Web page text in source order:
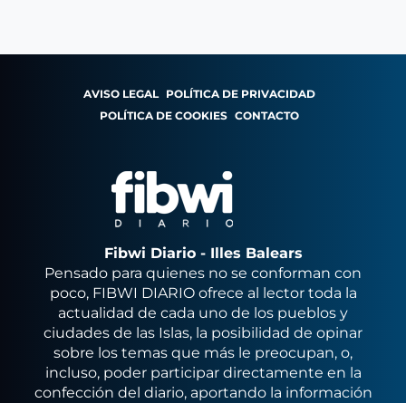
AVISO LEGAL POLÍTICA DE PRIVACIDAD
POLÍTICA DE COOKIES CONTACTO
Fibwi Diario - Illes Balears
Pensado para quienes no se conforman con
poco, FIBWI DIARIO ofrece al lector toda la
actualidad de cada uno de los pueblos y
ciudades de las Islas, la posibilidad de opinar
sobre los temas que más le preocupan, o,
incluso, poder participar directamente en la
confección del diario, aportando la información